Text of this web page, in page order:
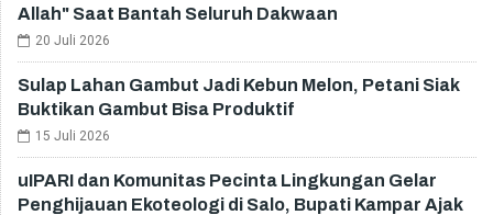
Allah" Saat Bantah Seluruh Dakwaan
20 Juli 2026
Sulap Lahan Gambut Jadi Kebun Melon, Petani Siak
Buktikan Gambut Bisa Produktif
15 Juli 2026
uIPARI dan Komunitas Pecinta Lingkungan Gelar
Penghijauan Ekoteologi di Salo, Bupati Kampar Ajak